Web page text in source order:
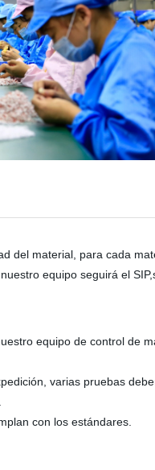
del material, para cada
equipo seguirá el
equipo de control de
varias pruebas
con los estándares.